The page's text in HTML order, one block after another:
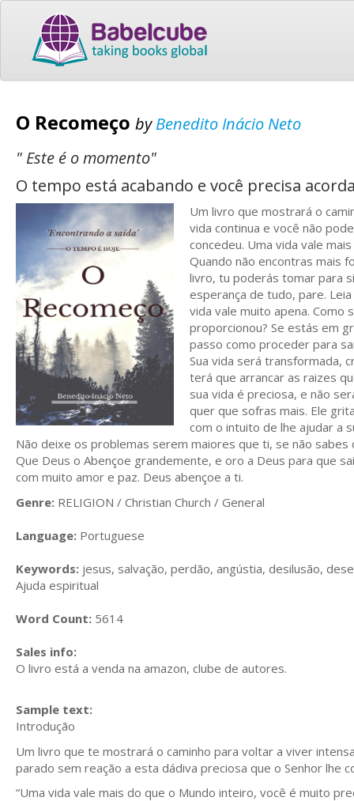
O Recomeço byBenedito Inácio Neto
" Este é o momento"
O tempo está acabando e você precisa
Um livro que mostrará o
vida continua e você não
concedeu. Uma vida vale
Quando não encontras mais
livro, tu poderás tomar para
esperança de tudo, pare.
vida vale muito apena.
proporcionou? Se estás em
passo como proceder para
Sua vida será transformada,
terá que arrancar as raizes
sua vida é preciosa, e não
quer que sofras mais. Ele
com o intuito de lhe ajudar a
Não deixe os problemas serem maiores que ti, se não
Que Deus o Abençoe grandemente, e oro a Deus para que
com muito amor e paz. Deus abençoe a ti.
Genre: RELIGION / Christian Church / General
Language: Portuguese
Keywords: jesus, salvação, perdão, angústia, desilusão,
Ajuda espiritual
Word Count: 5614
Sales info:
O livro está a venda na amazon, clube de autores.
Sample text:
Introdução
Um livro que te mostrará o caminho para voltar a viver
parado sem reação a esta dádiva preciosa que o Senhor lhe
“Uma vida vale mais do que o Mundo inteiro, você é muito